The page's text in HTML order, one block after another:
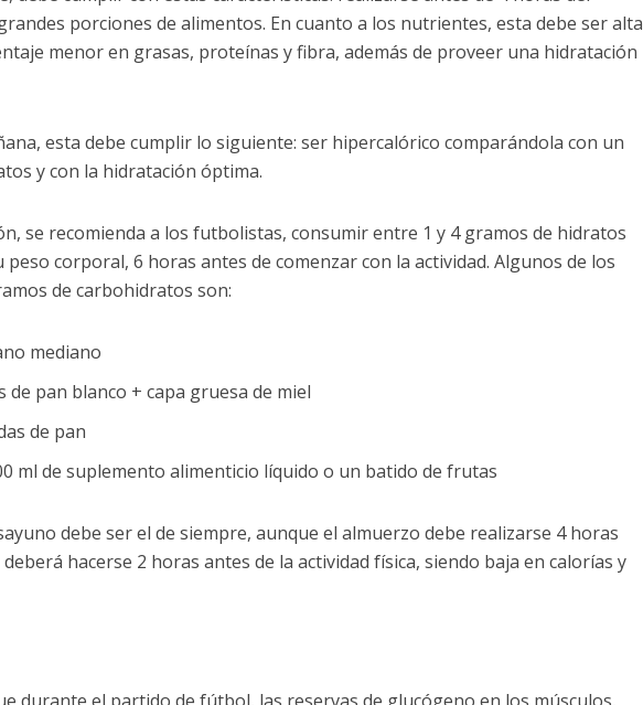
porciones de alimentos. En cuanto a los nutrientes, esta debe ser alta
menor en grasas, proteínas y fibra, además de proveer una hidratación
esta debe cumplir lo siguiente: ser hipercalórico comparándola con un
y con la hidratación óptima.
se recomienda a los futbolistas, consumir entre 1 y 4 gramos de hidratos
corporal, 6 horas antes de comenzar con la actividad. Algunos de los
de carbohidratos son:
mediano
pan blanco + capa gruesa de miel
de pan
ml de suplemento alimenticio líquido o un batido de frutas
debe ser el de siempre, aunque el almuerzo debe realizarse 4 horas
hacerse 2 horas antes de la actividad física, siendo baja en calorías y